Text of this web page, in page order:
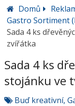
Domů
Gastro Sortiment
Sada 4 ks
zvířátka
Sada 4 ks
stojánku ve
Buď kreativní,